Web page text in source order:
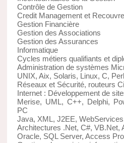
Contrôle de Gestion
Credit Management et
Gestion Financière
Gestion des Associations
Gestion des Assurances
Informatique
Cycles métiers qualifiants et
Administration de systèmes
UNIX, Aix, Solaris, Linux, C, Perl
Réseaux et Sécurité, routeurs
Internet : Développement de
Merise, UML, C++, Delphi,
PC
Java, XML, J2EE,
Architectures .Net, C#, VB.Net,
Oracle, SQL Server, Access